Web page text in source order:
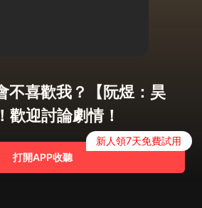
不喜歡我？【阮煜：昊
歡迎討論劇情！
打開APP收聽
新人領7天免費試用